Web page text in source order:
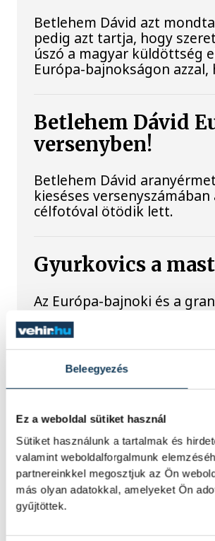
Beleegyezés
Ez a weboldal sütiket használ
Sütiket használunk a tartalmak és
valamint weboldalforgalmunk
partnereinkkel megosztjuk az Ön
más olyan adatokkal, amelyeket Ön
gyűjtöttek.
Betlehem Dávid azt
pedig azt tartja, hogy
úszó a magyar küldöttség
Európa-bajnokságon
Betlehem Dávid
versenyben!
Betlehem Dávid
kieséses
célfotóval ötödik lett.
Gyurkovics a
Az Európa-bajnoki és a
masters súlyemelő
Férfi kézilabda
magyar csapat
A magyar férfi ifjúsági
belgrádi korosztályos
A bajnokesélyes
a VSC Veszprém